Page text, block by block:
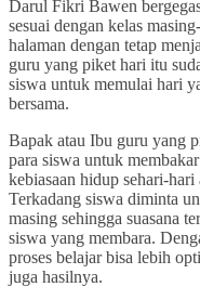
Darul Fikri Bawen
sesuai dengan kelas
halaman dengan tetap
guru yang piket hari itu
siswa untuk memulai hari
bersama.
Bapak atau Ibu guru yang
para siswa untuk
kebiasaan hidup sehari-hari
Terkadang siswa diminta
masing sehingga suasana
siswa yang membara.
proses belajar bisa lebih
juga hasilnya.